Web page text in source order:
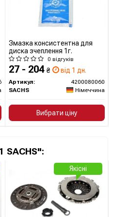
Змазка консистентна для
диска зчеплення 1г.
0 відгуків
27 - 204 ₴ від 1 дн.
Артикул:
4200080060
SACHS
Німеччина
Вибрати ціну
SACHS":
Якісні